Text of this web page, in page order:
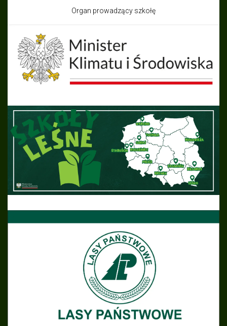
Organ prowadzący szkołę